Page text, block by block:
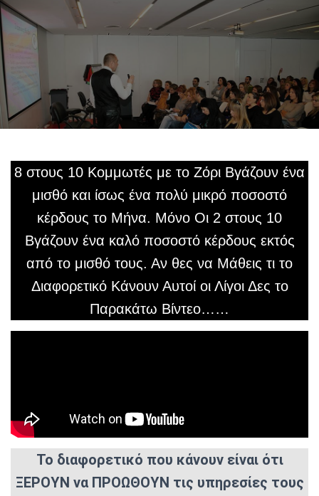
8 στους 10 Κομμωτές με το Ζόρι Βγάζουν ένα
μισθό και ίσως ένα πολύ μικρό ποσοστό
κέρδους το Μήνα. Μόνο Οι 2 στους 10
Βγάζουν ένα καλό ποσοστό κέρδους εκτός
από το μισθό τους. Αν θες να Μάθεις τι το
Διαφορετικό Κάνουν Αυτοί οι Λίγοι Δες το
Παρακάτω Βίντεο……
Το διαφορετικό που κάνουν είναι ότι
ΞΕΡΟΥΝ να ΠΡΟΩΘΟΥΝ τις υπηρεσίες τους